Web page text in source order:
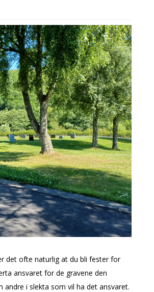
det ofte naturlig at du bli fester for
ansvaret for de gravene den
i slekta som vil ha det ansvaret.